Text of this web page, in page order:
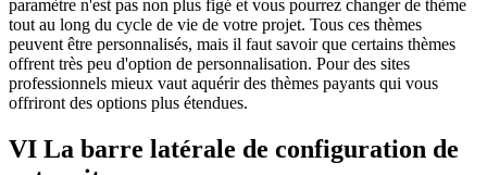
paramètre n'est pas non plus figé et vous pourrez changer de thème
tout au long du cycle de vie de votre projet. Tous ces thèmes
peuvent être personnalisés, mais il faut savoir que certains thèmes
offrent très peu d'option de personnalisation. Pour des sites
professionnels mieux vaut aquérir des thèmes payants qui vous
offriront des options plus étendues.
VI La barre latérale de configuration de